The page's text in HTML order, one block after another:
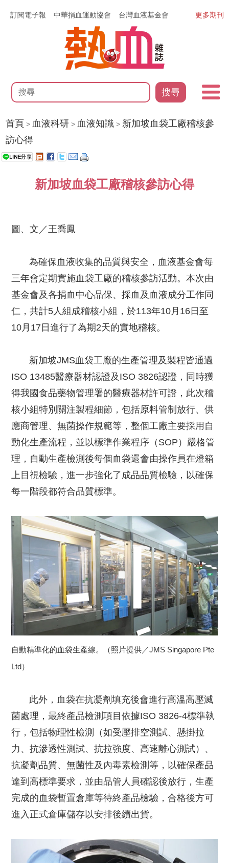
訂閱電子報 中華捐血運動協會 台灣血液基金會
搜尋
更多期刊
首頁 > 血液科研 > 血液知識 > 新加坡血袋工廠稽核參
訪心得
新加坡血袋工廠稽核參訪心得
圖、文／王喬鳳
為確保血液收集的品質與安全，血液基金會每
三年會定期實施血袋工廠的稽核參訪活動。本次由
基金會及各捐血中心品保、採血及血液成分工作同
仁，共計5人組成稽核小組，於113年10月16日至
10月17日進行了為期2天的實地稽核。
新加坡JMS血袋工廠的生產管理及製程皆通過
ISO 13485醫療器材認證及ISO 3826認證，同時獲
得我國食品藥物管理署的醫療器材許可證，此次稽
核小組特別關注製程細節，包括原料管制放行、供
應商管理、無菌操作規範等，整個工廠主要採用自
動化生產流程，並以標準作業程序（SOP）嚴格管
理，自動生產檢測後每個血袋還會由操作員在燈箱
上目視檢驗，進一步強化了成品品質檢驗，以確保
每一階段都符合品質標準。
自動精準化的血袋生產線。（照片提供／JMS Singapore Pte
Ltd）
此外，血袋在抗凝劑填充後會進行高溫高壓滅
菌處理，最終產品檢測項目依據ISO 3826-4標準執
行，包括物理性檢測（如受壓排空測試、懸掛拉
力、抗滲透性測試、抗拉強度、高速離心測試）、
抗凝劑品質、無菌性及內毒素檢測等，以確保產品
達到高標準要求，並由品管人員確認後放行，生產
完成的血袋暫置倉庫等待終產品檢驗，合格後方可
進入正式倉庫儲存以安排後續出貨。